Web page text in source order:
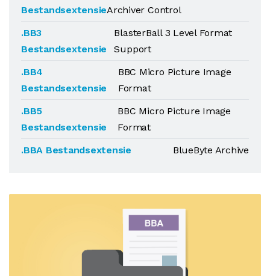
BestandsextensieArchiver Control
.BB3
Bestandsextensie
BlasterBall 3 Level Format
Support
.BB4
Bestandsextensie
BBC Micro Picture Image
Format
.BB5
Bestandsextensie
BBC Micro Picture Image
Format
.BBA Bestandsextensie
BlueByte Archive